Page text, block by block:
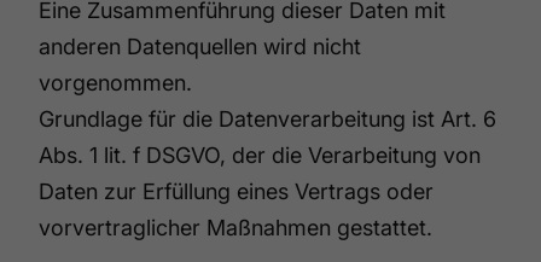
Eine Zusammenführung dieser Daten mit
anderen Datenquellen wird nicht
vorgenommen.
Grundlage für die Datenverarbeitung ist Art. 6
Abs. 1 lit. f DSGVO, der die Verarbeitung von
Daten zur Erfüllung eines Vertrags oder
vorvertraglicher Maßnahmen gestattet.